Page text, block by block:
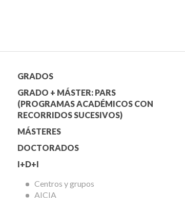
Menú
Oferta
Académica
GRADOS
GRADO + MÁSTER: PARS
(PROGRAMAS ACADÉMICOS CON
RECORRIDOS SUCESIVOS)
MÁSTERES
DOCTORADOS
I+D+I
Centros y grupos
AICIA